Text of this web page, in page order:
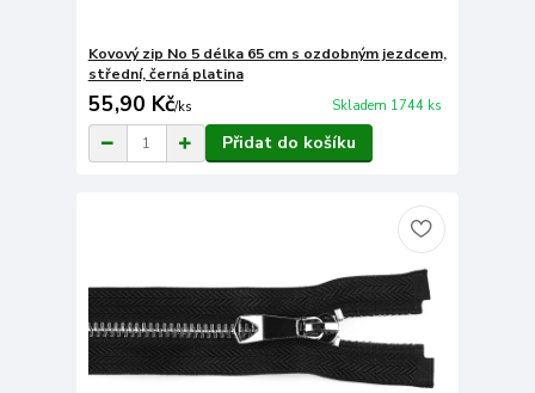
Kovový zip No 5 délka 65 cm s ozdobným jezdcem,
střední, černá platina
55,90 Kč/ks Skladem 1744 ks
Přidat do košíku